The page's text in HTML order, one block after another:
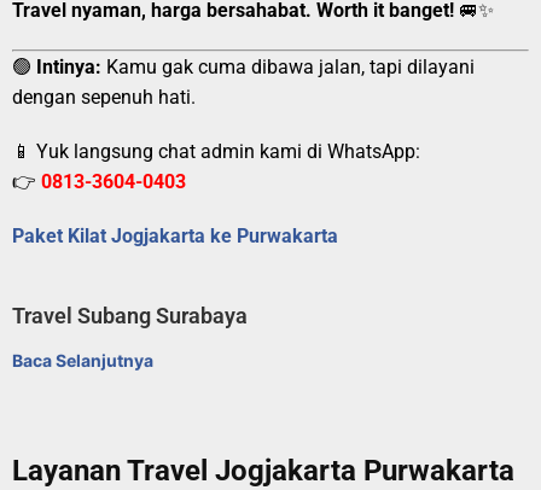
Travel nyaman, harga bersahabat. Worth it banget! 🚐✨
🟢 Intinya: Kamu gak cuma dibawa jalan, tapi dilayani
dengan sepenuh hati.
📱 Yuk langsung chat admin kami di WhatsApp:
👉 0813-3604-0403
Paket Kilat Jogjakarta ke Purwakarta
Travel Subang Surabaya
Baca Selanjutnya
Layanan Travel Jogjakarta Purwakarta